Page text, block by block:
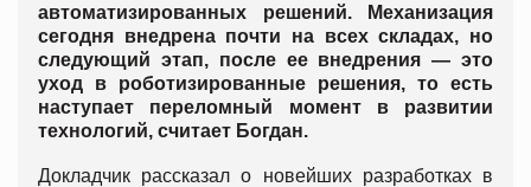
автоматизированных решений. Механизация
сегодня внедрена почти на всех складах, но
следующий этап, после ее внедрения — это
уход в роботизированные решения, то есть
наступает переломный момент в развитии
технологий, считает Богдан.
Докладчик рассказал о новейших разработках в